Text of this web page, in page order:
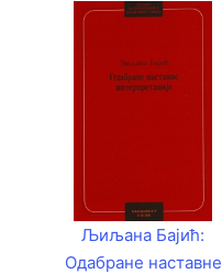
Љиљана Бајић:
Одабране наставне